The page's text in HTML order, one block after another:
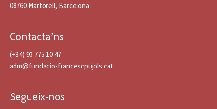
08760 Martorell, Barcelona
Contacta’ns
(+34) 93 775 10 47
adm@fundacio-francescpujols.cat
Segueix-nos